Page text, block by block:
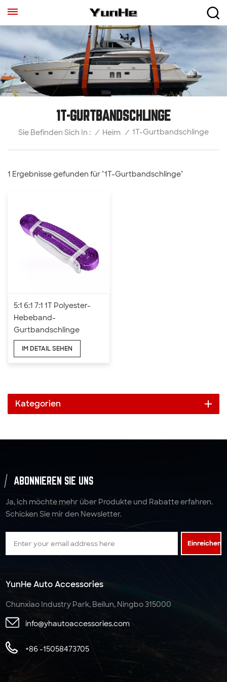
1T-GURTBANDSCHLINGE
Sie Befinden Sich In : / Heim / 1T-Gurtbandschlinge
1 Ergebnisse gefunden für "1T-Gurtbandschlinge"
5:1 6:1 7:1 1T Polyester-
Hebeband-
Gurtbandschlinge
IM DETAIL SEHEN
Kategorien
ABONNIEREN SIE UNS
Ja, ich möchte mehr über Produkte und Rabatte erfahren.
Schicken Sie mir den Newsletter.
Einreichen
YunHe Auto Accessories
Chunxiao Industry Park, Beilun, Ningbo 315000
info@yhautoaccessories.com
+86 -15058473705